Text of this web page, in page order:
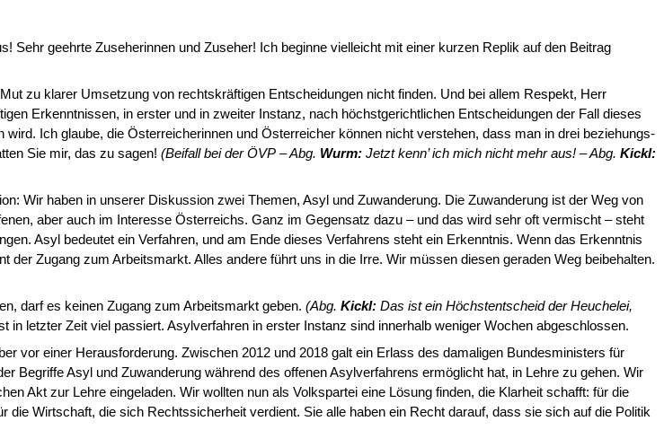
Sehr geehrte Zuseherinnen und Zuseher! Ich beginne vielleicht mit einer kurzen Replik auf den Beitrag
zu klarer Umsetzung von rechtskräftigen Entscheidungen nicht finden. Und bei allem Respekt, Herr
Erkenntnissen, in erster und in zweiter Instanz, nach höchstgerichtlichen Entscheidungen der Fall dieses
Ich glaube, die Ös­terreicherinnen und Österreicher können nicht verstehen, dass man in drei beziehungs­
Sie mir, das zu sagen! (Beifall bei der ÖVP – Abg. Wurm: Jetzt kenn’ ich mich nicht mehr aus! – Abg. Kickl:
Wir haben in unserer Diskussion zwei Themen, Asyl und Zuwanderung. Die Zuwanderung ist der Weg von
aber auch im Interesse Österreichs. Ganz im Gegensatz dazu – und das wird sehr oft vermischt – steht
Asyl bedeutet ein Verfahren, und am Ende dieses Verfahrens steht ein Erkenntnis. Wenn das Erkenntnis
Zugang zum Arbeitsmarkt. Alles andere führt uns in die Ir­re. Wir müssen diesen geraden Weg beibehalten.
darf es keinen Zugang zum Arbeitsmarkt geben. (Abg. Kickl: Das ist ein Höchstentscheid der Heuchelei,
letzter Zeit viel passiert. Asylverfahren in erster Instanz sind innerhalb weniger Wochen abgeschlossen.
vor einer Herausforderung. Zwischen 2012 und 2018 galt ein Erlass des da­maligen Bundesministers für
Begriffe Asyl und Zuwanderung während des of­fenen Asylverfahrens ermöglicht hat, in Lehre zu gehen. Wir
Akt zur Lehre eingeladen. Wir wollten nun als Volkspartei eine Lösung finden, die Klarheit schafft: für die
Wirtschaft, die sich Rechtssicherheit verdient. Sie alle haben ein Recht darauf, dass sie sich auf die Politik